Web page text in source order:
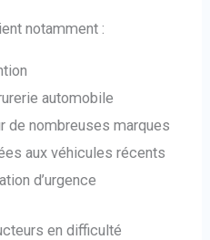
notamment :
automobile
de nombreuses marques
aux véhicules récents
d’urgence
en difficulté